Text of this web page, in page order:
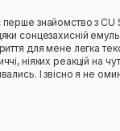
знайомство з CU
сонцезахисній
для мене легка
ніяких реакцій на
І звісно я не